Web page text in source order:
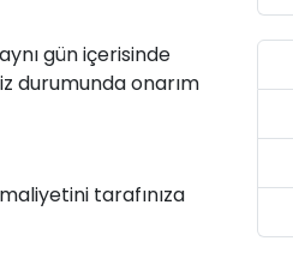
gün içerisinde
durumunda onarım
tarafınıza